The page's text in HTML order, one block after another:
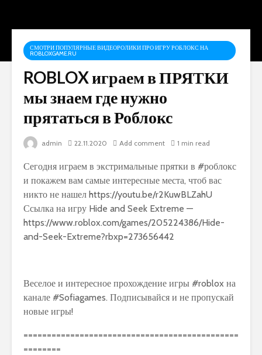
СМОТРИ ПОПУЛЯРНЫЕ ВИДЕОРОЛИКИ ПРО ИГРУ РОБЛОКС НА
ROBLOXGAME.RU
ROBLOX играем в ПРЯТКИ
мы знаем где нужно
прятаться в Роблокс
admin 22.11.2020 Add comment 1 min read
Сегодня играем в экстримальные прятки в #роблокс
и покажем вам самые интересные места, чтоб вас
никто не нашел https://youtu.be/r2KuwBLZahU
Ссылка на игру Hide and Seek Extreme —
https://www.roblox.com/games/205224386/Hide-
and-Seek-Extreme?rbxp=273656442
Веселое и интересное прохождение игры #roblox на
канале #Sofiagames. Подписывайся и не пропускай
новые игры!
==============================================
========